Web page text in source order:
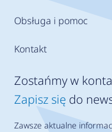
Obsługa i pomoc
Kontakt
Zostańmy w
Zapisz się do
Zawsze aktualne